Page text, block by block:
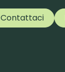
Contattaci